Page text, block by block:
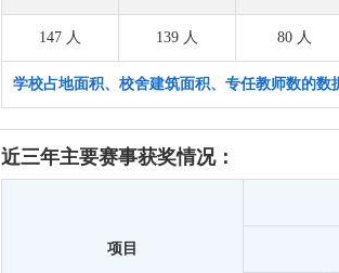
147 人 139 人 80 人
学校占地面积、校舍建筑面积、专任教师数的数
近三年主要赛事获奖情况：
项目